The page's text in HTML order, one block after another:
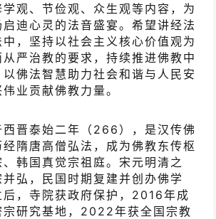
观、节俭观、众生观等内容，为
迪心灵的法音盛宴。希望讲经法
，坚持以社会主义核心价值观为
严治教的要求，持续推进佛教中
佛法智慧助力社会和谐与人民安
业贡献佛教力量。
西晋泰始二年（266），是汉传佛
隋唐高僧弘法，成为佛教东传枢
韩国真觉宗祖庭。宋元明清之
弘，民国时期复建并创办佛学
后，寺院获政府保护，2016年成
宗研究基地，2022年获全国宗教